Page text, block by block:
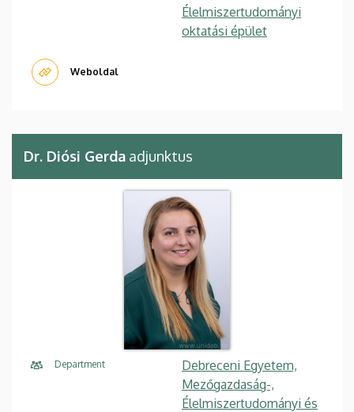
Élelmiszertudományi
oktatási épület
Weboldal
Dr. Diósi Gerda adjunktus
Department
Debreceni Egyetem,
Mezőgazdaság-,
Élelmiszertudományi és